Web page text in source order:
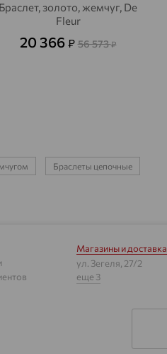
Браслет, золото, жемчуг, De
Fleur
20 366 ₽ 56 573₽
Браслеты цепочные
Магазины и доставка
ул. Зегеля, 27/2
еще 3